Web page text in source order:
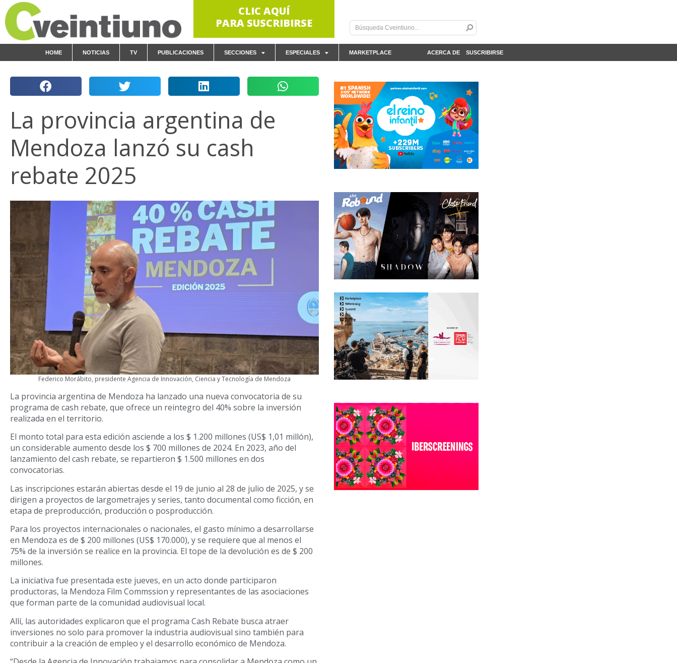
CLIC AQUÍ
PARA SUSCRIBIRSE
ACERCA DE
HOME NOTICIAS TV PUBLICACIONES SECCIONES ESPECIALES MARKETPLACE SUSCRIBIRSE
La provincia argentina de
Mendoza lanzó su cash
rebate 2025
Federico Morábito, presidente Agencia de Innovación, Ciencia y Tecnología de Mendoza
La provincia argentina de Mendoza ha lanzado una nueva convocatoria de su
programa de cash rebate, que ofrece un reintegro del 40% sobre la inversión
realizada en el territorio.
El monto total para esta edición asciende a los $ 1.200 millones (US$ 1,01 millón),
un considerable aumento desde los $ 700 millones de 2024. En 2023, año del
lanzamiento del cash rebate, se repartieron $ 1.500 millones en dos
convocatorias.
Las inscripciones estarán abiertas desde el 19 de junio al 28 de julio de 2025, y se
dirigen a proyectos de largometrajes y series, tanto documental como ficción, en
etapa de preproducción, producción o posproducción.
Para los proyectos internacionales o nacionales, el gasto mínimo a desarrollarse
en Mendoza es de $ 200 millones (US$ 170.000), y se requiere que al menos el
75% de la inversión se realice en la provincia. El tope de la devolución es de $ 200
millones.
La iniciativa fue presentada este jueves, en un acto donde participaron
productoras, la Mendoza Film Commssion y representantes de las asociaciones
que forman parte de la comunidad audiovisual local.
Allí, las autoridades explicaron que el programa Cash Rebate busca atraer
inversiones no solo para promover la industria audiovisual sino también para
contribuir a la creación de empleo y el desarrollo económico de Mendoza.